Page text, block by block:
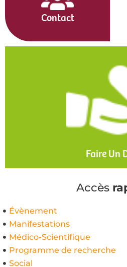
Contact
Faire Un
Accès
Évènement
Manifestations
Médico-Scientifique
Programme de recherche
Social